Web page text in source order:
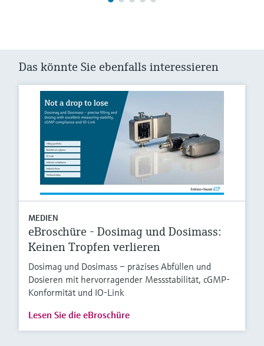
Das könnte Sie ebenfalls interessieren
MEDIEN
eBroschüre - Dosimag und Dosimass:
Keinen Tropfen verlieren
Dosimag und Dosimass – präzises Abfüllen und
Dosieren mit hervorragender Messstabilität, cGMP-
Konformität und IO-Link
Lesen Sie die eBroschüre